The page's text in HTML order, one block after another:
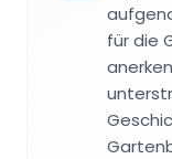
für die